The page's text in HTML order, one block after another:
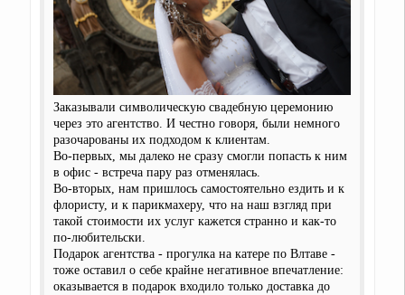
Заказывали символическую свадебную церемонию
через это агентство. И честно говоря, были немного
разочарованы их подходом к клиентам.
Во-первых, мы далеко не сразу смогли попасть к ним
в офис - встреча пару раз отменялась.
Во-вторых, нам пришлось самостоятельно ездить и к
флористу, и к парикмахеру, что на наш взгляд при
такой стоимости их услуг кажется странно и как-то
по-любительски.
Подарок агентства - прогулка на катере по Влтаве -
тоже оставил о себе крайне негативное впечатление:
оказывается в подарок входило только доставка до